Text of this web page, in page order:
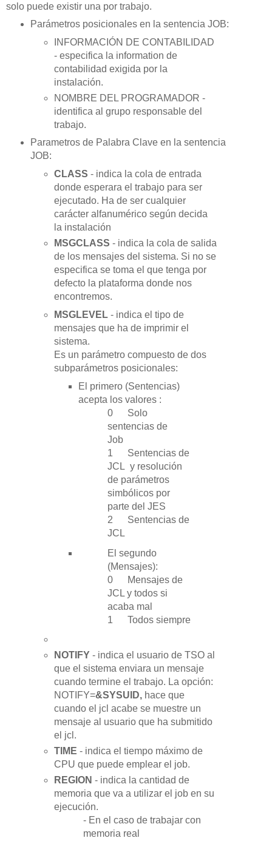
solo puede existir una por trabajo.
Parámetros posicionales en la sentencia JOB:
INFORMACIÓN DE CONTABILIDAD
- especifica la information de
contabilidad exigida por la
instalación.
NOMBRE DEL PROGRAMADOR -
identifica al grupo responsable del
trabajo.
Parametros de Palabra Clave en la sentencia
JOB:
CLASS- indica la cola de entrada
donde esperara el trabajo para ser
ejecutado. Ha de ser cualquier
carácter alfanumérico según decida
la instalación
MSGCLASS- indica la cola de salida
de los mensajes del sistema. Si no se
especifica se toma el que tenga por
defecto la plataforma donde nos
encontremos.
MSGLEVEL- indica el tipo de
mensajes que ha de imprimir el
sistema.
Es un parámetro compuesto de dos
subparámetros posicionales:
El primero (Sentencias)
acepta los valores :
0 Solo
sentencias de
Job
1 Sentencias de
JCL y resolución
de parámetros
simbólicos por
parte del JES
2 Sentencias de
JCL
El segundo
(Mensajes):
0 Mensajes de
JCL y todos si
acaba mal
1 Todos siempre
NOTIFY- indica el usuario de TSO al
que el sistema enviara un mensaje
cuando termine el trabajo. La opción:
NOTIFY=&SYSUID, hace que
cuando el jcl acabe se muestre un
mensaje al usuario que ha submitido
el jcl.
TIME- indica el tiempo máximo de
CPU que puede emplear el job.
REGION- indica la cantidad de
memoria que va a utilizar el job en su
ejecución.
- En el caso de trabajar con
memoria real